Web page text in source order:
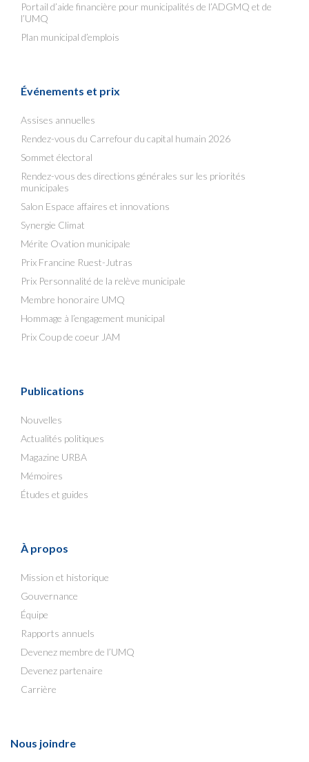
Portail d’aide financière pour municipalités de l’ADGMQ et de
l’UMQ
Plan municipal d’emplois
Événements et prix
Assises annuelles
Rendez-vous du Carrefour du capital humain 2026
Sommet électoral
Rendez-vous des directions générales sur les priorités
municipales
Salon Espace affaires et innovations
Synergie Climat
Mérite Ovation municipale
Prix Francine Ruest-Jutras
Prix Personnalité de la relève municipale
Membre honoraire UMQ
Hommage à l’engagement municipal
Prix Coup de coeur JAM
Publications
Nouvelles
Actualités politiques
Magazine URBA
Mémoires
Études et guides
À propos
Mission et historique
Gouvernance
Équipe
Rapports annuels
Devenez membre de l’UMQ
Devenez partenaire
Carrière
Nous joindre